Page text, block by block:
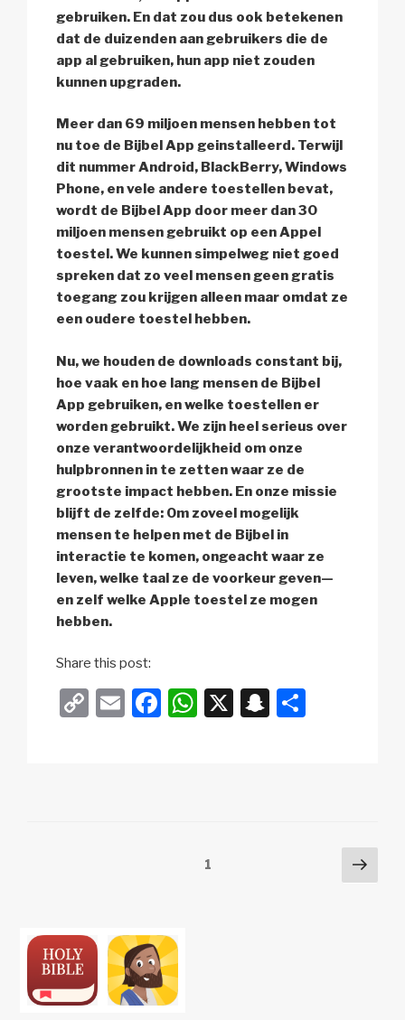
gebruiken. En dat zou dus ook betekenen
dat de duizenden aan gebruikers die de
app al gebruiken, hun app niet zouden
kunnen upgraden.
Meer dan 69 miljoen mensen hebben tot
nu toe de Bijbel App geinstalleerd. Terwijl
dit nummer Android, BlackBerry, Windows
Phone, en vele andere toestellen bevat,
wordt de Bijbel App door meer dan 30
miljoen mensen gebruikt op een Appel
toestel. We kunnen simpelweg niet goed
spreken dat zo veel mensen geen gratis
toegang zou krijgen alleen maar omdat ze
een oudere toestel hebben.
Nu, we houden de downloads constant bij,
hoe vaak en hoe lang mensen de Bijbel
App gebruiken, en welke toestellen er
worden gebruikt. We zijn heel serieus over
onze verantwoordelijkheid om onze
hulpbronnen in te zetten waar ze de
grootste impact hebben. En onze missie
blijft de zelfde: Om zoveel mogelijk
mensen te helpen met de Bijbel in
interactie te komen, ongeacht waar ze
leven, welke taal ze de voorkeur geven—
en zelf welke Apple toestel ze mogen
hebben.
Share this post:
C
E
F
W
p
X
S
1